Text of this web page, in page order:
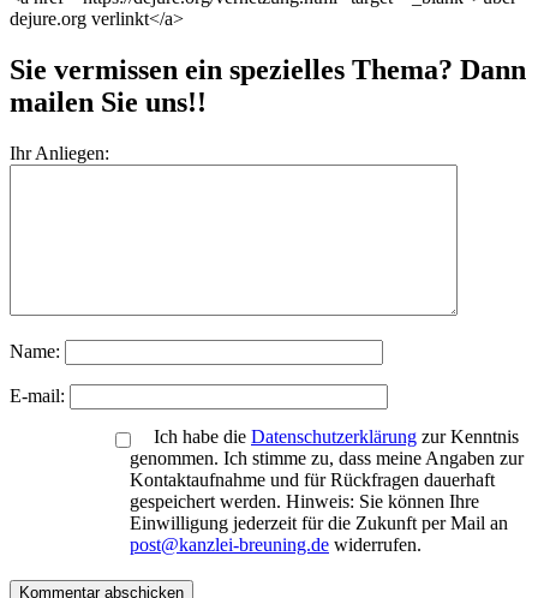
dejure.org verlinkt</a>
Sie vermissen ein spezielles Thema? Dann
mailen Sie uns!!
Ihr Anliegen:
Name:
E-mail:
Ich habe die Datenschutzerklärung zur Kenntnis
genommen. Ich stimme zu, dass meine Angaben zur
Kontaktaufnahme und für Rückfragen dauerhaft
gespeichert werden. Hinweis: Sie können Ihre
Einwilligung jederzeit für die Zukunft per Mail an
post@kanzlei-breuning.de widerrufen.